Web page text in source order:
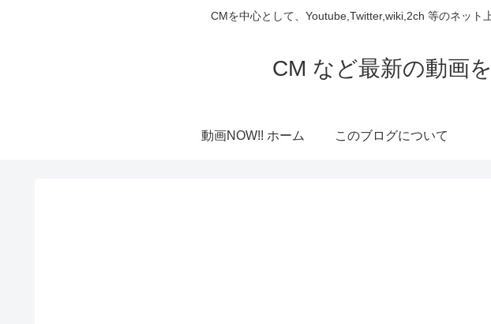
CMを中心として、Youtube,Twitter,wiki,2ch 等のネット
CM など最新の動画
動画NOW!! ホーム このブログについて